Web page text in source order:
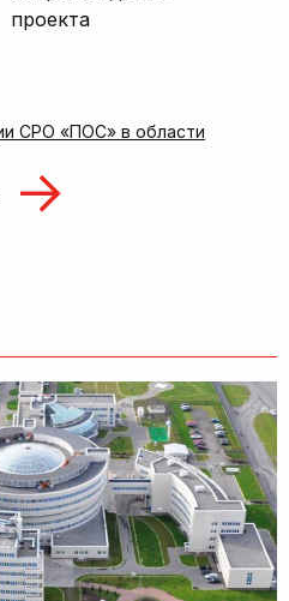
проекта
СРО «ПОС» в области